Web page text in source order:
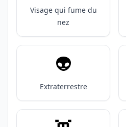
Visage qui fume du
nez
👽️
Extraterrestre